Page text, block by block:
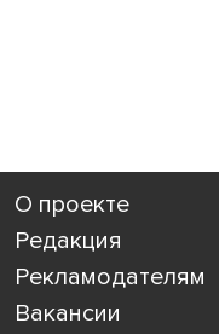
О проекте
Редакция
Рекламодателям
Вакансии